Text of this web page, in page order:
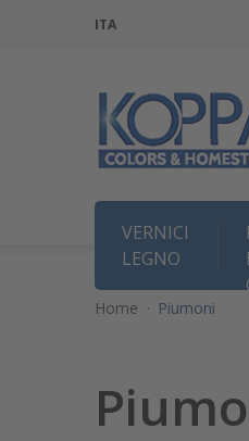
ITA
VERNICI
LEGNO
Home · Piumoni